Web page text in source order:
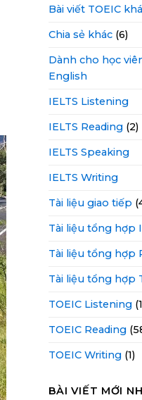
Bài viết TOEIC
Chia sẻ khác(6)
Dành cho học
English
IELTS Listening
IELTS Reading(2)
IELTS Speaking
IELTS Writing
Tài liệu giao tiếp
Tài liệu tổng hợp
Tài liệu tổng hợp
Tài liệu tổng hợp
TOEIC Listening
TOEIC Reading
TOEIC Writing(1)
BÀI VIẾT MỚI